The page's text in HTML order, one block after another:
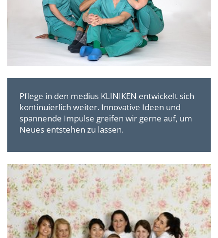
Pflege in den medius KLINIKEN entwickelt sich
kontinuierlich weiter. Innovative Ideen und
spannende Impulse greifen wir gerne auf, um
Neues entstehen zu lassen.